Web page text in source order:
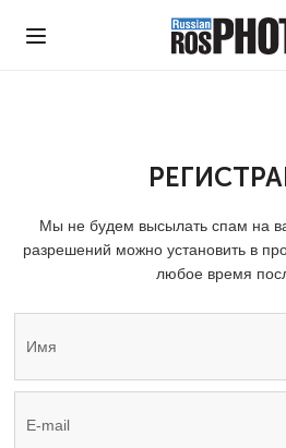
Мы не будем высылать спам на
разрешений можно установить в
любое время